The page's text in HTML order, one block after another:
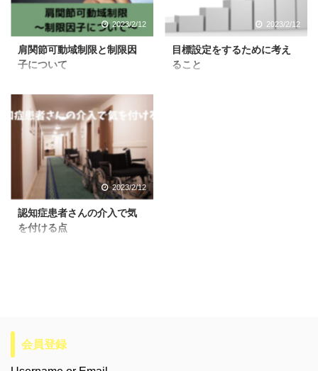
2023/2/12
肩関節可動域制限と制限因
子について
2023/2/12
目標設定をするために考え
ること
2023/2/12
認知症患者さんの介入で気
を付ける点
会員登録